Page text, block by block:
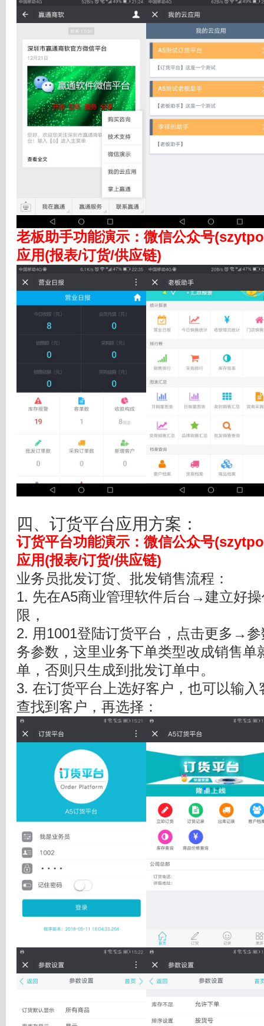
老板助手功能演示 ： 微信公众号
应用(报表/订货/供应链)
四、订货平台应用方案：
订货平台功能演示 ： 微信公众号
应用(报表/订货/供应链)
业务员批发订货、批发销售流程：
1. 先在A5商业管理软件后台→建立好
限，
2. 用1001登陆订货平台，点击更多→
务参数，这里业务下单类型改成销售单
单，否则只生成到批发订单中。
3. 在订货平台上选好客户，也可以输
查找到客户，再选择：